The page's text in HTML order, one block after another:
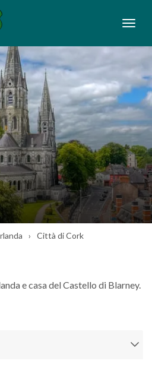
Città di Cork
e casa del Castello di Blarney.